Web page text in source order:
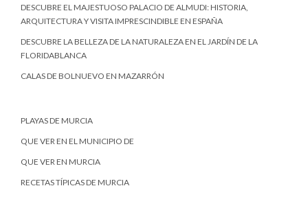
DESCUBRE EL MAJESTUOSO PALACIO DE ALMUDI: HISTORIA,
ARQUITECTURA Y VISITA IMPRESCINDIBLE EN ESPAÑA
DESCUBRE LA BELLEZA DE LA NATURALEZA EN EL JARDÍN DE LA
FLORIDABLANCA
CALAS DE BOLNUEVO EN MAZARRÓN
PLAYAS DE MURCIA
QUE VER EN EL MUNICIPIO DE
QUE VER EN MURCIA
RECETAS TÍPICAS DE MURCIA